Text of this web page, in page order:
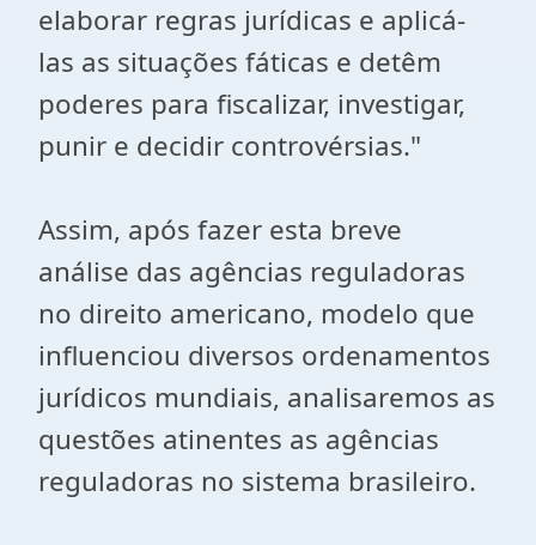
elaborar regras jurídicas e aplicá-
las as situações fáticas e detêm
poderes para fiscalizar, investigar,
punir e decidir controvérsias."
Assim, após fazer esta breve
análise das agências reguladoras
no direito americano, modelo que
influenciou diversos ordenamentos
jurídicos mundiais, analisaremos as
questões atinentes as agências
reguladoras no sistema brasileiro.